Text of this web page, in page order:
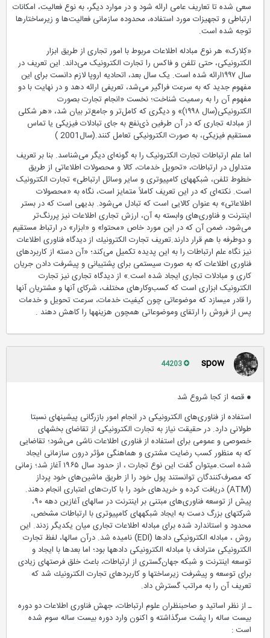
سعی شده تا تعاریف عامی ارائه شود و در موارد دیگر، به نوع فعالیت، امكانات
ارتباطی و تجهیزات مورد استفاده، محدوده سازمانی فعالیت‌ها و زیرساختارها
توجه شده است.
«کِلارک» هر نوع مبادله اطلاعات مربوط با امور تجاری از طریق ابزار
الكترونیكی، حتی تلفن و فاكس را تجارت الکترونیک می‌داند. این تعریف در
سال ۱۹۹۷ارائه شده است. یک سال بعد، اتحادیه اروپا لازم دانست برای این
مفهوم جدید که به سرعت فراگیر می‌شد، تعریفی ارائه دهد و در نهایت با دو
مفهوم آن را به رسمیت شناخت؛ نخست «انجام تجارت بصورت
الكترونیكی(سال ۱۹۹۸)» و دیگری که کامل‌تر و جامع‌تر بیان شد، «هر شكلی
از مبادله تجاری كه در آن طرفین ذی‌نفع به جای تبادلات فیزیكی یا تماس
مستقیم فیزیكی، به صورت الكترونیكی تعامل كنند.(سال2001 )
اما علم ارتباطات تجارت الکترونیک را به گونه‌ای دیگر می‌شناسد. بنا بر تعریف
متداول در ارتباطات، «تحویل خدمات، كالا و محصولات اطلاعاتی از طریق
خطوط تلفن، شبكه‏های كامپیوتری و سایر وسائل ارتباطی» تجارت الکترونیک
است. نکته‌ای که در این تعریف کاملاً متمایز است، نگاه به «محصولات
اطلاعاتی» به عنوان کالایی است که تبادل می‌شود. بدیهی است که در بستر
اینترنت و فناوری‌های وابسته به آن، ارزش تجاری اطلاعات نیز پررنگ‌تر
می‌شود، ضمن آن که در این مورد خاص «محتوا» و «ابزار» در ارتباط مستقیم
و دوطرفه با هم قرار دارند.تعریف تجارت الكترونیك از دیدگاه فناوری اطلاعات
نیز نگاه علم ارتباطات را به این پدیده تکمیل می‌کند؛ «آن دسته از كاربردهای
فناوری اطلاعات كه به صورت سیستمی برای پشتیبانی و پیشرفت دادن جریان
كاری و مبادلات تجاری ایجاد شده است.» از دیدگاه تجاری نیز تجارت
الکترونیک ابزاری است كه كسب‌وكارهای مختلف، شركای آنها و مشتریان آنها
را قادر می‏سازد كه موضوعاتی چون كیفیت خدمات، سرعت تحویل و خدمات
پس از فروش را ارتقای وموضوعاتی همچون هزینه‏ها را كاهش دهند .
spow
● قصه از کجا شروع شد
استفاده از فناوری‌های الكترونیكی در انجام امور بازرگانی پیشینه‏ای نسبتا
طولانی دارد. در حقیقت نیاز به تجارت الكترونیكی از تقاضای بخشهای
خصوصی و عمومی برای استفاده از فناوری اطلاعات ناشی می‌شود؛ تقاضایی
که به منظور كسب رضایت مشتری و هماهنگی مؤثر درون سازمانی ایجاد
شده است.می‏توان گفت این نوع تجارت ، از حدود سال ۱۹۶۵ آغاز شد؛ زمانی
كه مصرف‌كنندگان توانستند پول خود را از طریق ماشین‌های خود پرداز
(ATM) دریافت كرده و خریدهای خود را با كارت‌های اعتباری انجام دهند.
پیش از توسعه فناوری‌های مبتنی بر اینترنت در سالهای آغازین دهه ۹۰،
شركتهای بزرگ دست به ایجاد شبكه‏های كامپیوتری با ارتباطات مشخص،
محدود و استاندارد شده برای مبادله اطلاعات تجاری میان یكدیگر زدند. این
روش ، مبادله الكترونیكی دادها (EDI) نامیده ‏شد. درآن سالها، لفظ تجارت
الكترونیكی مترادف با مبادله الكترونیكی داده‏ها بود؛ اما بعدها با ایجاد و
توسعه اینترنت و شبكه جهان‌گستری از ارتباطات، باعث خلق فرصتهای زیادی
برای توسعه و پیشرفت زیرساختها و كاربردهای تجارت الكترونیك شد که
تعریف آن را به مراتب گسترش داد.
ـ از نظر اساتید و صاحبنظران علوم ارتباطات، جهش فناوری اطلاعات دو دوره
بیست ساله را پشت سرگذاشته و اكنون وارد دوره بیست ساله سوم شده
است :